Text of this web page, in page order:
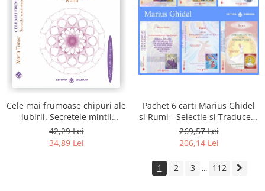
Cele mai frumoase chipuri ale
iubirii. Secretele mintii
omenesti in opera marelui
initiat, Rumi
42,29 Lei
34,89 Lei
Pachet 6 carti Marius Ghidel
si Rumi - Selectie si Traducere
de Marius Ghidel
269,57 Lei
206,14 Lei
1 2 3 ... 112